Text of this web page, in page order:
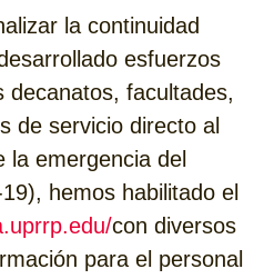
la continuidad
esfuerzos
decanatos, facultades,
de servicio directo al
la emergencia del
hemos habilitado el
con diversos
para el personal